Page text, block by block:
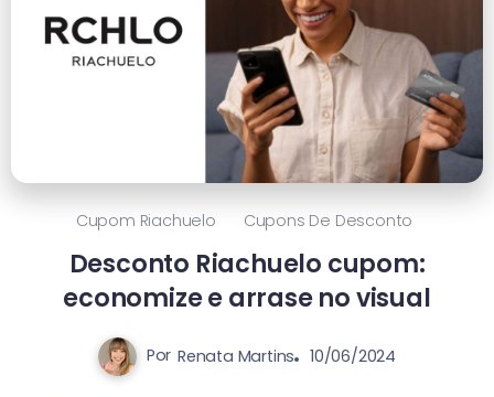
Cupom Riachuelo Cupons De Desconto
Desconto Riachuelo cupom:
economize e arrase no visual
Por Renata Martins 10/06/2024